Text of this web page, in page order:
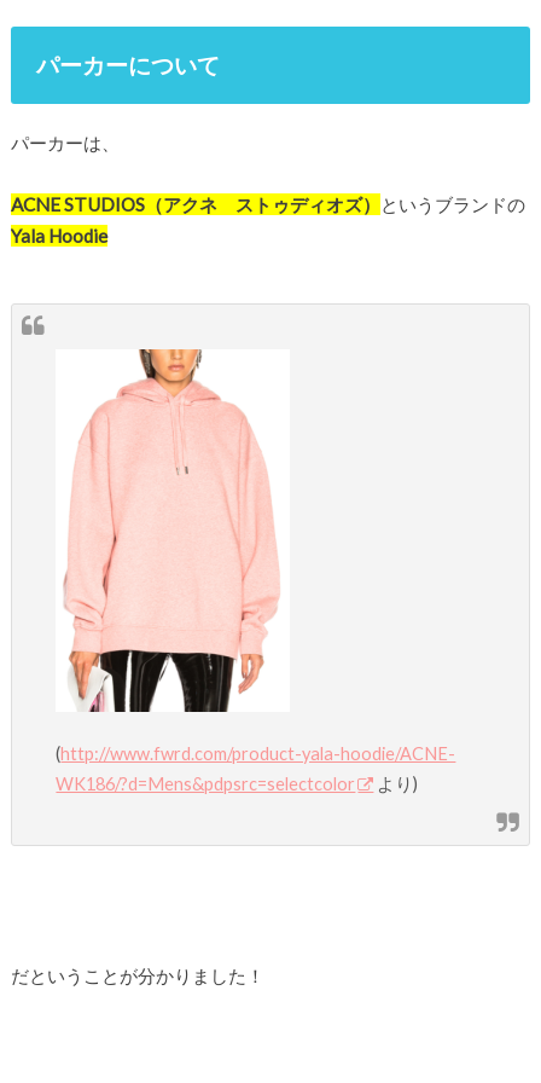
パーカーについて
パーカーは、
ACNE STUDIOS（アクネ ストゥディオズ）
というブランドの
Yala Hoodie
(http://www.fwrd.com/product-yala-hoodie/ACNE-
WK186/?d=Mens&pdpsrc=selectcolor
より)
だということが分かりました！